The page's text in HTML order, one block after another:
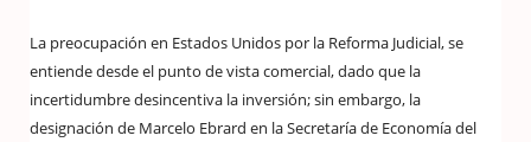
La preocupación en Estados Unidos por la Reforma Judicial, se
entiende desde el punto de vista comercial, dado que la
incertidumbre desincentiva la inversión; sin embargo, la
designación de Marcelo Ebrard en la Secretaría de Economía del